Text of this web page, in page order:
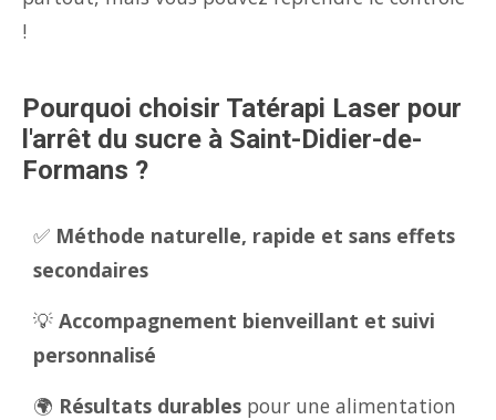
!
Pourquoi choisir Tatérapi Laser pour
l'arrêt du sucre à Saint-Didier-de-
Formans ?
✅ Méthode naturelle, rapide et sans effets
secondaires
💡 Accompagnement bienveillant et suivi
personnalisé
🌍 Résultats durables pour une alimentation